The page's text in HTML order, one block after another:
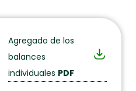
Agregado de los
balances
individuales PDF